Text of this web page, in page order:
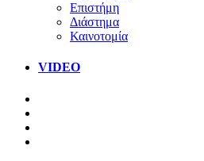
Επιστήμη
Διάστημα
Καινοτομία
VIDEO